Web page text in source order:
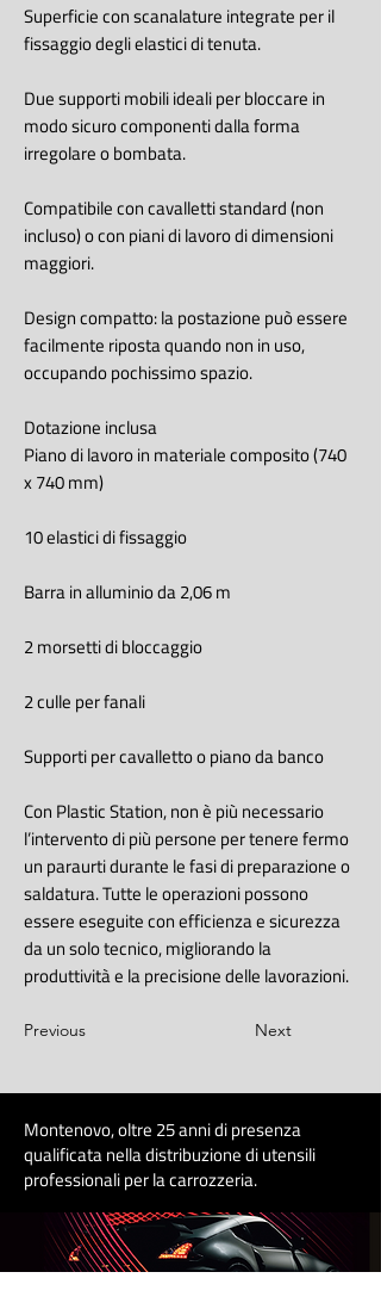
Superficie con scanalature integrate per il
fissaggio degli elastici di tenuta.
Due supporti mobili ideali per bloccare in
modo sicuro componenti dalla forma
irregolare o bombata.
Compatibile con cavalletti standard (non
incluso) o con piani di lavoro di dimensioni
maggiori.
Design compatto: la postazione può essere
facilmente riposta quando non in uso,
occupando pochissimo spazio.
Dotazione inclusa
Piano di lavoro in materiale composito (740
x 740 mm)
10 elastici di fissaggio
Barra in alluminio da 2,06 m
2 morsetti di bloccaggio
2 culle per fanali
Supporti per cavalletto o piano da banco
Con Plastic Station, non è più necessario
l’intervento di più persone per tenere fermo
un paraurti durante le fasi di preparazione o
saldatura. Tutte le operazioni possono
essere eseguite con efficienza e sicurezza
da un solo tecnico, migliorando la
produttività e la precisione delle lavorazioni.
Previous Next
Montenovo, oltre 25 anni di presenza
qualificata nella distribuzione di utensili
professionali per la carrozzeria.